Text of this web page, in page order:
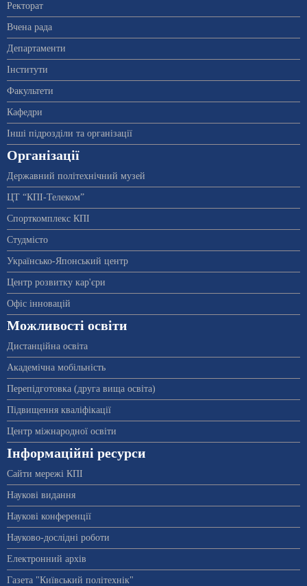
Ректорат
Вчена рада
Департаменти
Інститути
Факультети
Кафедри
Інші підрозділи та організації
Організації
Державний політехнічний музей
ЦТ “КПІ-Телеком”
Спорткомплекс КПІ
Студмісто
Українсько-Японський центр
Центр розвитку кар'єри
Офіс інновацій
Можливості освіти
Дистанційна освіта
Академічна мобільність
Перепідготовка (друга вища освіта)
Підвищення кваліфікації
Центр міжнародної освіти
Інформаційні ресурси
Сайти мережі КПІ
Наукові видання
Наукові конференції
Науково-дослідні роботи
Електронний архів
Газета "Київський політехнік"